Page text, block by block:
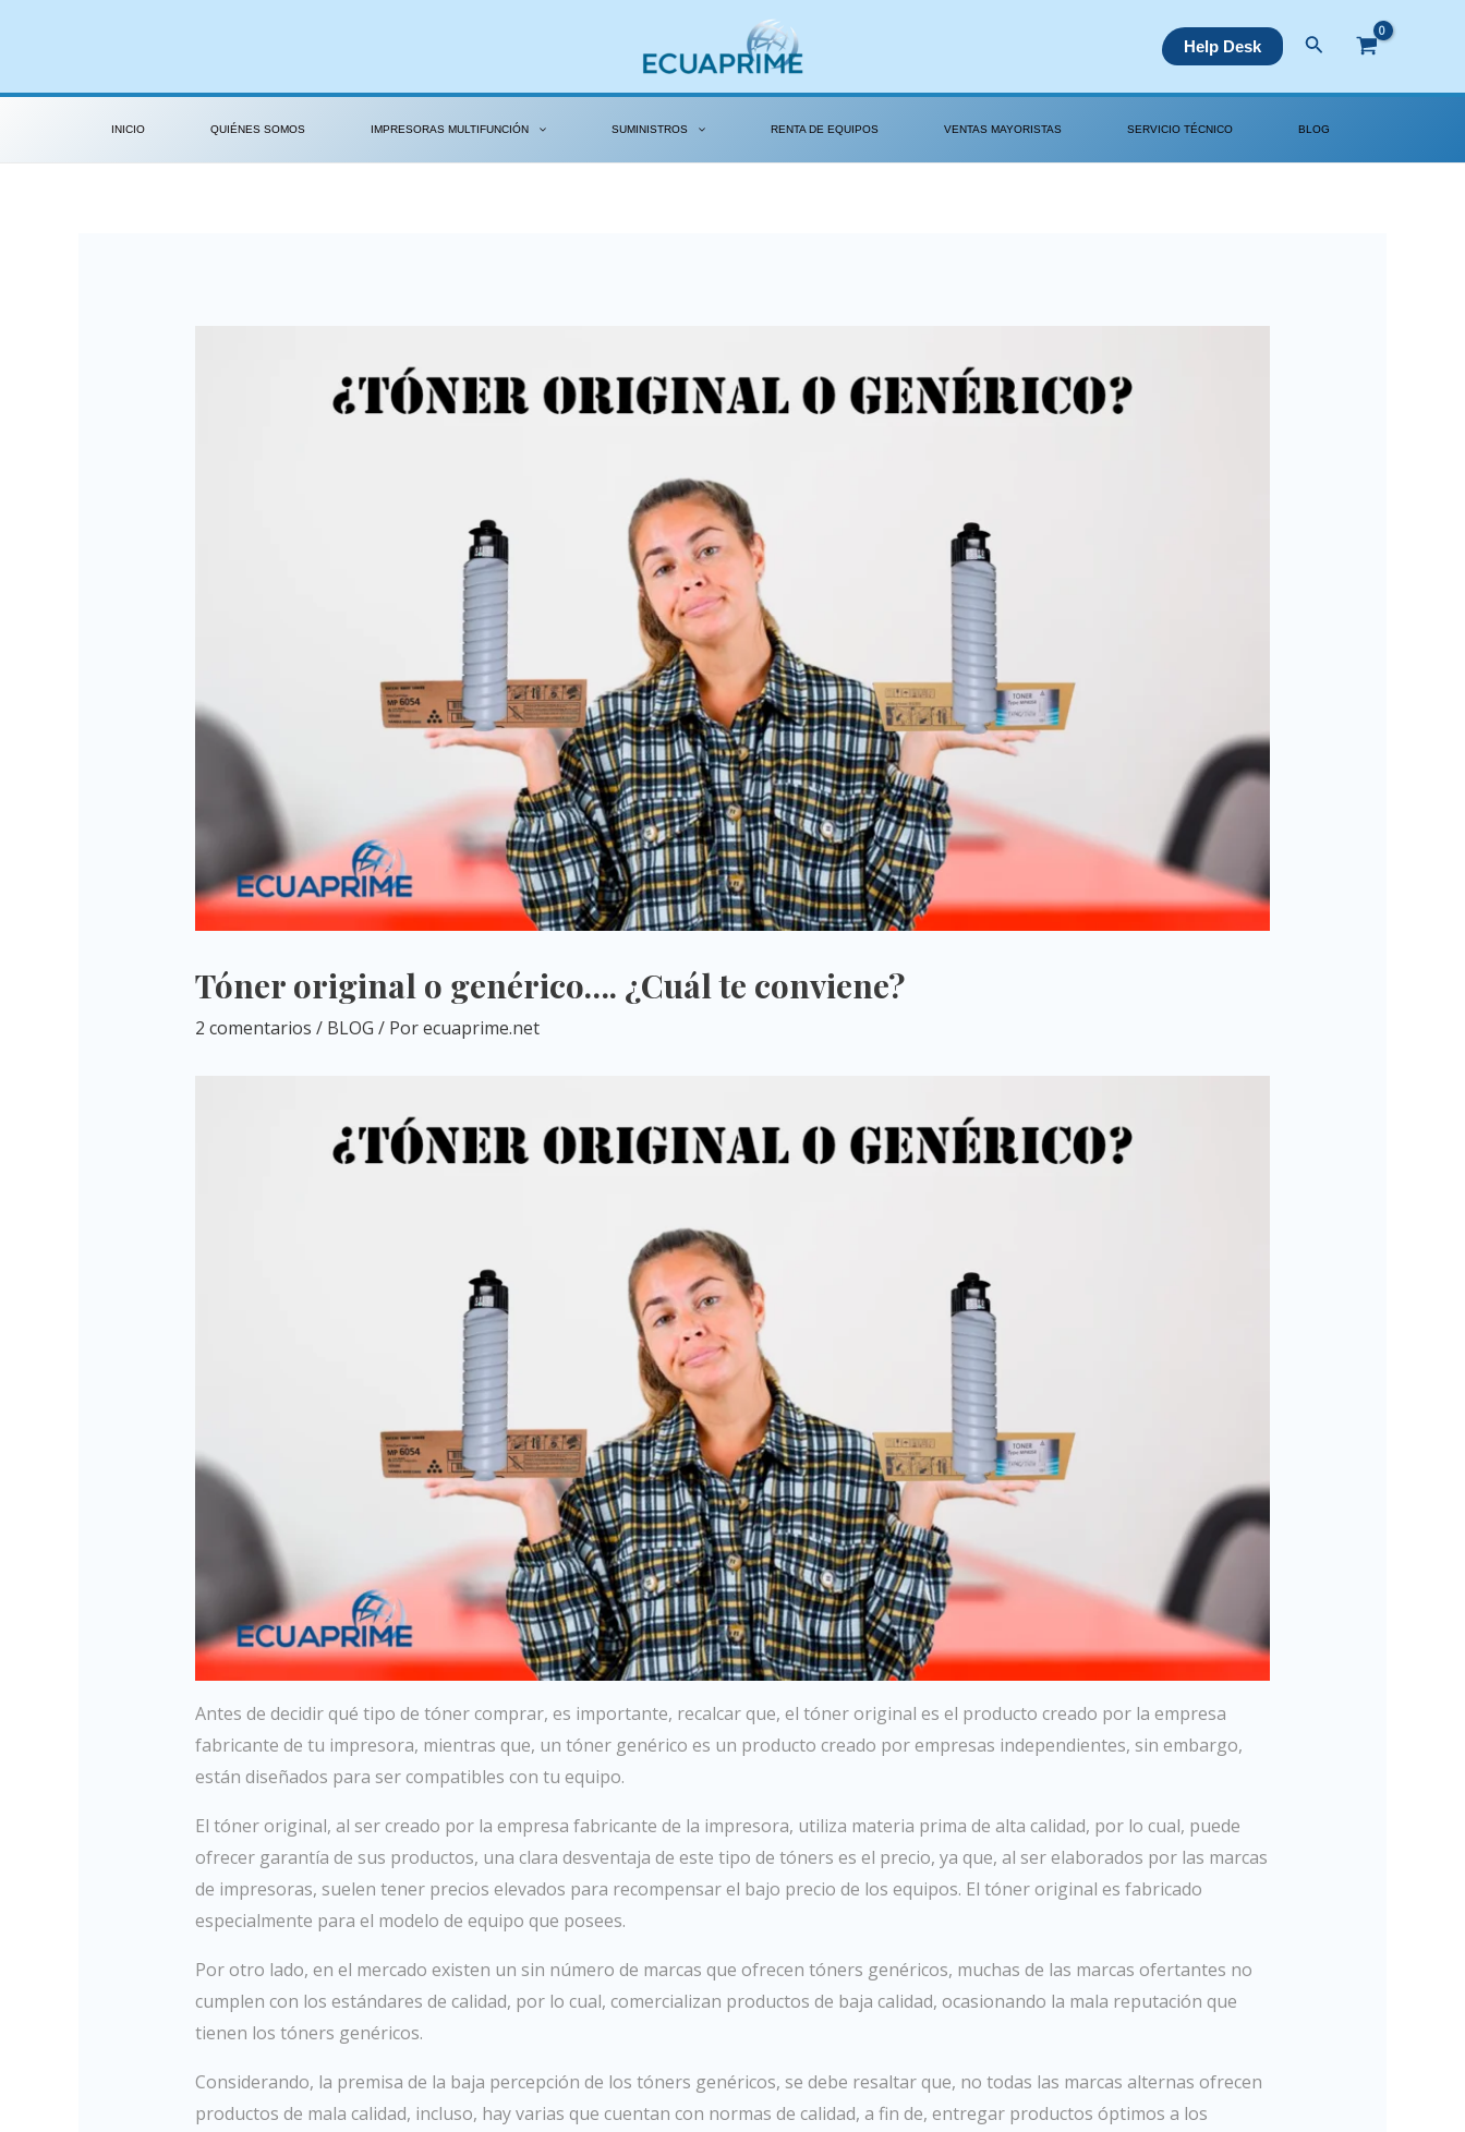
Help Desk Buscar
INICIO QUIÉNES SOMOS IMPRESORAS MULTIFUNCIÓN SUMINISTROS RENTA DE EQUIPOS VENTAS MAYORISTAS SERVICIO TÉCNICO BLOG
Tóner original o genérico…. ¿Cuál te conviene?
2 comentarios / BLOG / Porecuaprime.net
Antes de decidir qué tipo de tóner comprar, es importante, recalcar que, el tóner original es el producto creado por la empresa
fabricante de tu impresora, mientras que, un tóner genérico es un producto creado por empresas independientes, sin embargo,
están diseñados para ser compatibles con tu equipo.
El tóner original, al ser creado por la empresa fabricante de la impresora, utiliza materia prima de alta calidad, por lo cual, puede
ofrecer garantía de sus productos, una clara desventaja de este tipo de tóners es el precio, ya que, al ser elaborados por las marcas
de impresoras, suelen tener precios elevados para recompensar el bajo precio de los equipos. El tóner original es fabricado
especialmente para el modelo de equipo que posees.
Por otro lado, en el mercado existen un sin número de marcas que ofrecen tóners genéricos, muchas de las marcas ofertantes no
cumplen con los estándares de calidad, por lo cual, comercializan productos de baja calidad, ocasionando la mala reputación que
tienen los tóners genéricos.
Considerando, la premisa de la baja percepción de los tóners genéricos, se debe resaltar que, no todas las marcas alternas ofrecen
productos de mala calidad, incluso, hay varias que cuentan con normas de calidad, a fin de, entregar productos óptimos a los